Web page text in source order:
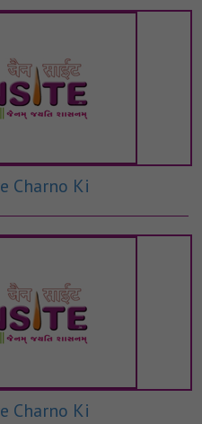
Charno Ki
Charno Ki